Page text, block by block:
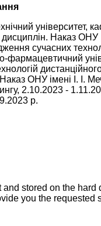
університет,
диcциплін. Наказ
сучасних
Наказ ОНУ імені І.
2.10.2023 -
р.
stored on the
you the